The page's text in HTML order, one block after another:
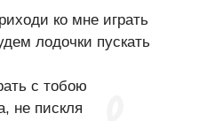
ко мне играть
лодочки пускать
с тобою
не пискля